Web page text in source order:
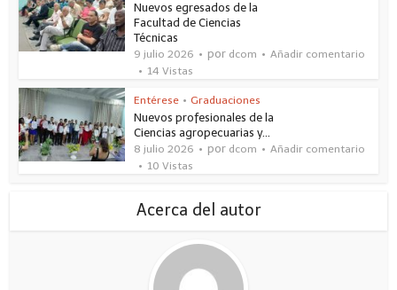
Nuevos egresados de la
Facultad de Ciencias
Técnicas
9 julio 2026 por dcom
Añadir comentario
14 Vistas
Entérese • Graduaciones
Nuevos profesionales de la
Ciencias agropecuarias y...
8 julio 2026 por dcom
Añadir comentario
10 Vistas
Acerca del autor